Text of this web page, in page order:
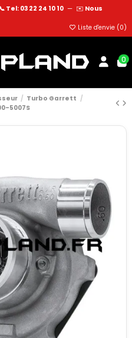
📞 Tel: 03 22 24 10 10 — ✉️ Nous
Liste d'envie (0)
0
Turbo Garrett
5007S